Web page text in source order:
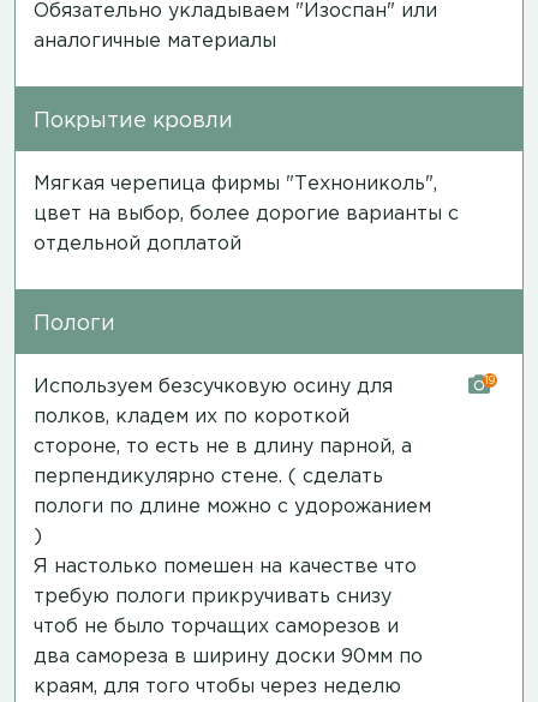
Обязательно укладываем "Изоспан" или
аналогичные материалы
Покрытие кровли
Мягкая черепица фирмы "Технониколь",
цвет на выбор, более дорогие варианты с
отдельной доплатой
Пологи
Используем безсучковую осину для
полков, кладем их по короткой
стороне, то есть не в длину парной, а
перпендикулярно стене. ( сделать
пологи по длине можно с удорожанием
)
Я настолько помешен на качестве что
требую пологи прикручивать снизу
чтоб не было торчащих саморезов и
два самореза в ширину доски 90мм по
краям, для того чтобы через неделю
19